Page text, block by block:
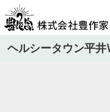
ヘルシータウン平